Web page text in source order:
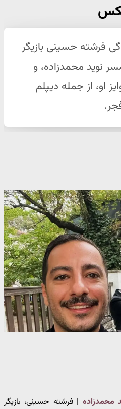
فرشته حسینی بازیگر
نوید محمدزاده، و
او، از جمله دیپلم
محمدزاده | فرشته حسینی، بازیگر